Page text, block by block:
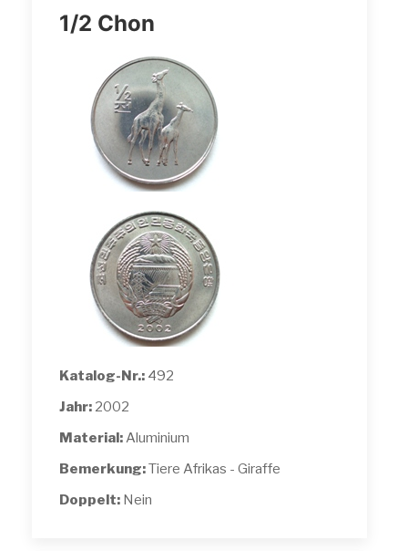
1/2 Chon
Katalog-Nr.: 492
Jahr: 2002
Material:Aluminium
Bemerkung:Tiere Afrikas - Giraffe
Doppelt: Nein